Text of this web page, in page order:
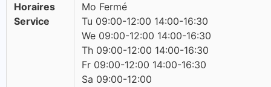
Horaires
Service
Mo Fermé
Tu 09:00-12:00 14:00-16:30
We 09:00-12:00 14:00-16:30
Th 09:00-12:00 14:00-16:30
Fr 09:00-12:00 14:00-16:30
Sa 09:00-12:00